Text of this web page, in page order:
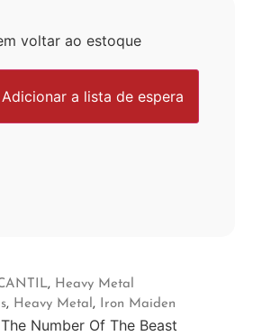
voltar ao estoque
, Heavy Metal
, Heavy Metal , Iron Maiden
Number Of The Beast